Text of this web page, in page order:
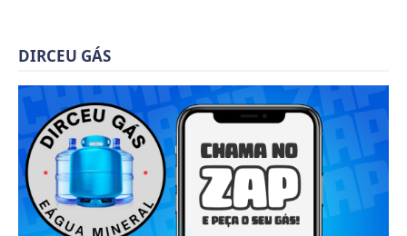
DIRCEU GÁS